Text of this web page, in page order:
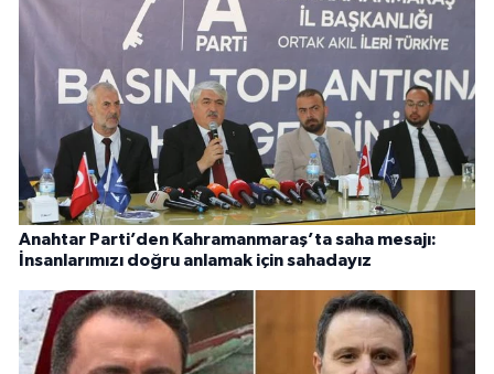
Anahtar Parti’den Kahramanmaraş’ta saha mesajı:
İnsanlarımızı doğru anlamak için sahadayız